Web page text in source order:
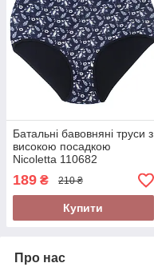
Батальні бавовняні труси з
високою посадкою
Nicoletta 110682
189 ₴ 210 ₴
Купити
Про нас